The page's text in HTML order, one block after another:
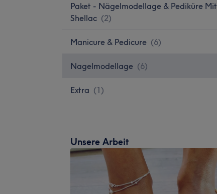
Paket - Nägelmodellage & Pediküre Mit
Shellac (2)
Manicure & Pedicure (6)
Nagelmodellage (6)
Extra (1)
Unsere Arbeit